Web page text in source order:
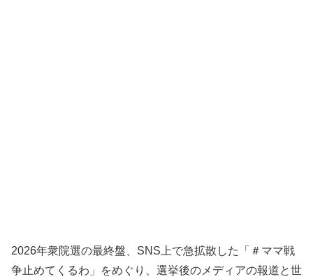
2026年衆院選の最終盤、SNS上で急拡散した「 ＃ママ戦
争止めてくるわ 」をめぐり、選挙後のメディアの報道と世